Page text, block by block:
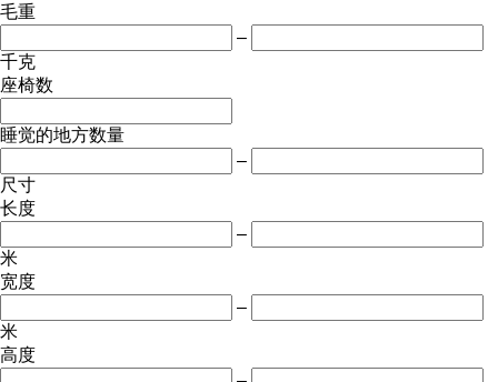
毛重
–
千克
座椅数
睡觉的地方数量
–
尺寸
长度
–
米
宽度
–
米
高度